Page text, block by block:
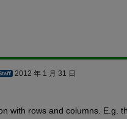
2012 年 1 月 31 日
with rows and columns. E.g.